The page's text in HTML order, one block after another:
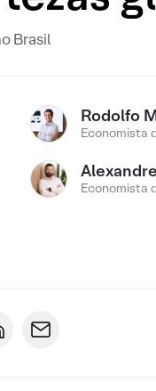
Brasil
Rodolfo
Economista
Economista